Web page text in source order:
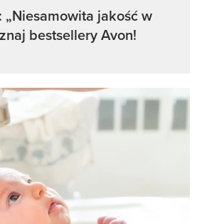
„Niesamowita jakość w
bestsellery Avon!